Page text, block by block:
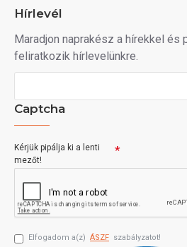
Hírlevél
Maradjon naprakész a hírekkel és
feliratkozik hírlevelünkre.
Captcha
Kérjük pipálja ki a lenti
mezőt!
Elfogadom a(z) ÁSZF szabályzatot!